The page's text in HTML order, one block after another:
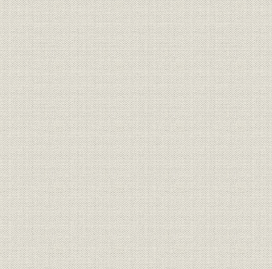
沿革;設備 麻里布製油所の近代化・高度化
昭和26年
(1993年)9